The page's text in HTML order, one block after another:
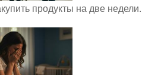
продукты на две недели.